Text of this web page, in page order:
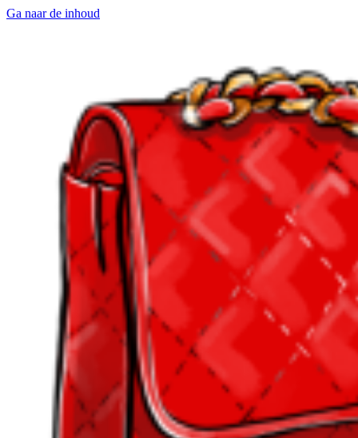
Ga naar de inhoud